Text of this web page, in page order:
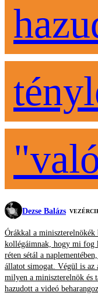
Dezse Balázs
Órákkal a miniszterelnökék
kollégáimnak, hogy mi fog
réten sétál a
állatot simogat. Végül is
milyen a miniszterelnök és
hazudott a videó